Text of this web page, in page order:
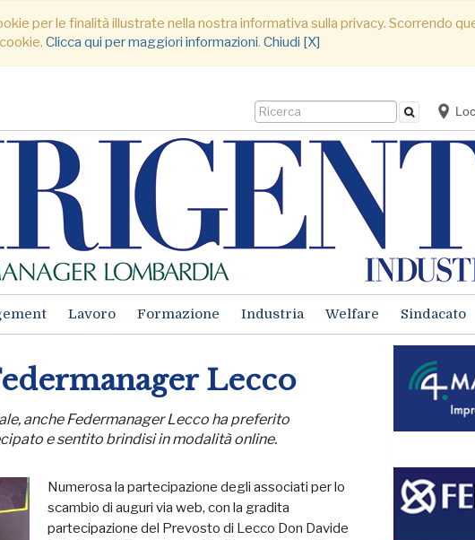
per le finalità illustrate nella nostra informativa sulla privacy. Scorrendo
Clicca qui per maggiori informazioni. Chiudi [X]
Lavoro Formazione Industria Welfare Sindacato
Lecco
anche Federmanager Lecco ha preferito
e sentito brindisi in modalità online.
Numerosa la partecipazione degli associati per lo
scambio di auguri via web, con la gradita
partecipazione del Prevosto di Lecco Don Davide